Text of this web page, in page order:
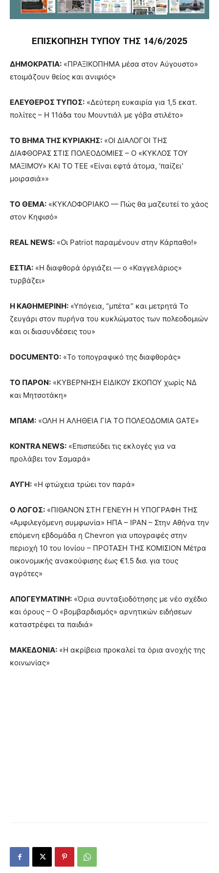
ΕΠΙΣΚΟΠΗΣΗ ΤΥΠΟΥ ΤΗΣ 14/6/2025
ΔΗΜΟΚΡΑΤΙΑ: «ΠΡΑΞΙΚΟΠΗΜΑ μέσα στον Αύγουστο»
ετοιμάζουν θείος και ανιψιός»
ΕΛΕΥΘΕΡΟΣ ΤΥΠΟΣ: «Δεύτερη ευκαιρία για 1,5 εκατ.
πολίτες – Η 11άδα του Μουντιάλ με γόβα στιλέτο»
ΤΟ ΒΗΜΑ ΤΗΣ ΚΥΡΙΑΚΗΣ: «ΟΙ ΔΙΑΛΟΓΟΙ ΤΗΣ
ΔΙΑΦΘΟΡΑΣ ΣΤΙΣ ΠΟΛΕΟΔΟΜΙΕΣ – Ο «ΚΥΚΛΟΣ ΤΟΥ
ΜΑΞΙΜΟΥ» ΚΑΙ ΤΟ ΤΕΕ «Είναι εφτά άτομα, ‘παίζει’
μοιρασιά»»
ΤΟ ΘΕΜΑ: «ΚΥΚΛΟΦΟΡΙΑΚΟ — Πώς θα μαζευτεί το χάος
στον Κηφισό»
REAL NEWS: «Οι Patriot παραμένουν στην Κάρπαθο!»
ΕΣΤΙΑ: «Η διαφθορά όργιάζει — ο «Καγγελάριος»
τυρβάζει»
Η ΚΑΘΗΜΕΡΙΝΗ: «Υπόγεια, “μπέτα” και μετρητά Το
ζευγάρι στον πυρήνα του κυκλώματος των πολεοδομιών
και οι διασυνδέσεις του»
DOCUMENTO: «Το τοπογραφικό της διαφθοράς»
ΤΟ ΠΑΡΟΝ: «ΚΥΒΕΡΝΗΣΗ ΕΙΔΙΚΟΥ ΣΚΟΠΟΥ χωρίς ΝΔ
και Μητσοτάκη»
ΜΠΑΜ: «ΟΛΗ Η ΑΛΗΘΕΙΑ ΓΙΑ ΤΟ ΠΟΛΕΟΔΟΜΙΑ GATE»
KONTRA NEWS: «Επισπεύδει τις εκλογές για να
προλάβει τον Σαμαρά»
ΑΥΓΗ: «Η φτώχεια τρώει τον παρά»
Ο ΛΟΓΟΣ: «ΠΙΘΑΝΟΝ ΣΤΗ ΓΕΝΕΥΗ Η ΥΠΟΓΡΑΦΗ ΤΗΣ
«Αμφιλεγόμενη συμφωνία» ΗΠΑ – ΙΡΑΝ – Στην Αθήνα την
επόμενη εβδομάδα η Chevron για υπογραφές στην
περιοχή 10 του Ιονίου – ΠΡΟΤΑΣΗ ΤΗΣ ΚΟΜΙΣΙΟΝ Μέτρα
οικονομικής ανακούφισης έως €1.5 δισ. για τους
αγρότες»
ΑΠΟΓΕΥΜΑΤΙΝΗ: «Όρια συνταξιοδότησης με νέο σχέδιο
και όρους – Ο «βομβαρδισμός» αρνητικών ειδήσεων
καταστρέφει τα παιδιά»
ΜΑΚΕΔΟΝΙΑ: «Η ακρίβεια προκαλεί τα όρια ανοχής της
κοινωνίας»